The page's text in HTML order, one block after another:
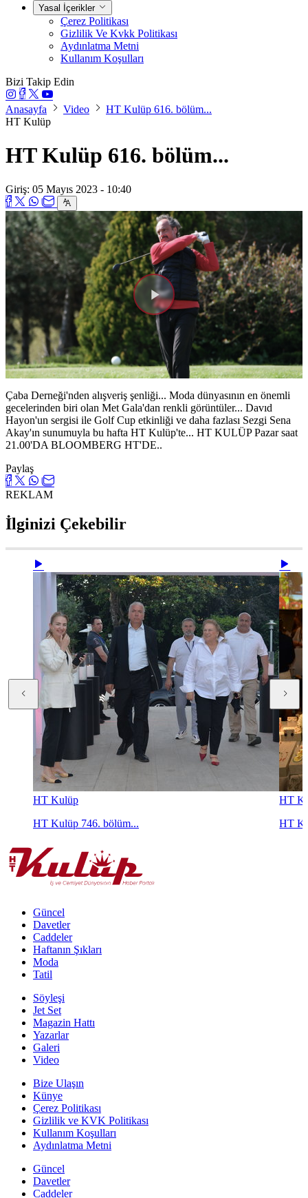
Yasal İçerikler
Çerez Politikası
Gizlilik Ve Kvkk Politikası
Aydınlatma Metni
Kullanım Koşulları
Bizi Takip Edin
Anasayfa Video
HT Kulüp 616. bölüm...
HT Kulüp
HT Kulüp 616. bölüm...
Giriş: 05 Mayıs 2023 - 10:40
Videoyu
Oynat
Çaba Derneği'nden alışveriş şenliği... Moda dünyasının en önemli
gecelerinden biri olan Met Gala'dan renkli görüntüler... Davıd
Hayon'un sergisi ile Golf Cup etkinliği ve daha fazlası Sezgi Sena
Akay'ın sunumuyla bu hafta HT Kulüp'te... HT KULÜP Pazar saat
21.00'DA BLOOMBERG HT'DE..
Paylaş
REKLAM
İlginizi Çekebilir
HT Kulüp
HT Kulüp 746. bölüm...
HT
HT
Güncel
Davetler
Caddeler
Haftanın Şıkları
Moda
Tatil
Söyleşi
Jet Set
Magazin Hattı
Yazarlar
Galeri
Video
Bize Ulaşın
Künye
Çerez Politikası
Gizlilik ve KVK Politikası
Kullanım Koşulları
Aydınlatma Metni
Güncel
Davetler
Caddeler